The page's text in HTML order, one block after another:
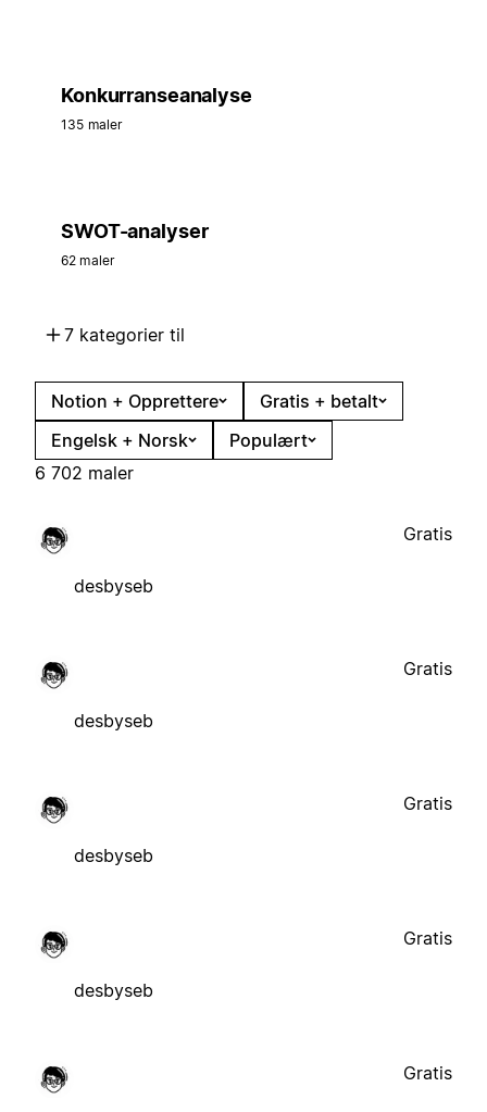
Konkurranseanalyse
135 maler
SWOT-analyser
62 maler
7 kategorier til
Notion + Opprettere
Gratis + betalt
Engelsk + Norsk
Populært
6 702 maler
desbyseb
Gratis
desbyseb
Gratis
desbyseb
Gratis
desbyseb
Gratis
Gratis